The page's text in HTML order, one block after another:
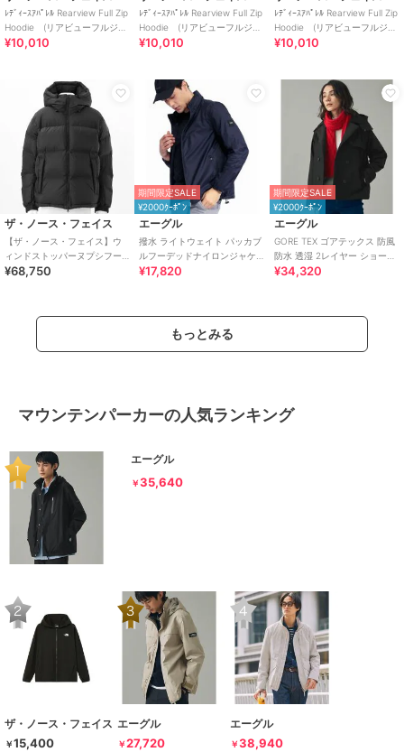
ﾚﾃﾞｨｰｽｱﾊﾟﾚﾙ Rearview Full Zip
Hoodie (リアビューフルジッ
プフーディ)
¥10,010
ﾚﾃﾞｨｰｽｱﾊﾟﾚﾙ Rearview Full Zip
Hoodie (リアビューフルジッ
プフーディ)
¥10,010
ﾚﾃﾞｨｰｽｱﾊﾟﾚﾙ Rearview Full Zip
Hoodie (リアビューフルジッ
プフーディ)
¥10,010
ザ・ノース・フェイス
【ザ・ノース・フェイス】ウ
ィンドストッパーヌプシフー
ディ（メンズ）
¥68,750
期間限定SALE
¥2000ｸｰﾎﾟﾝ
エーグル
撥水 ライトウェイト パッカブ
ルフーデッドナイロンジャケ
ット / フード収納可
¥17,820
期間限定SALE
¥2000ｸｰﾎﾟﾝ
エーグル
GORE TEX ゴアテックス 防風
防水 透湿 2レイヤー ショート
トレンチコート / フード脱着
¥34,320
もっとみる
マウンテンパーカーの人気ランキング
エーグル
￥35,640
ザ・ノース・フェイス
￥15,400
エーグル
￥27,720
エーグル
￥38,940